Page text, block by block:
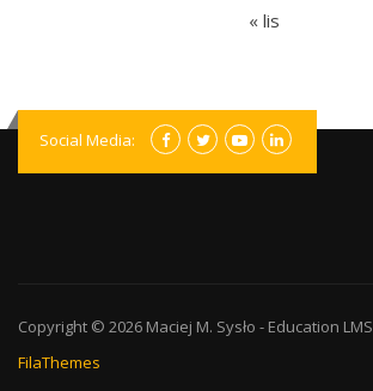
« lis
Social Media:
Copyright © 2026 Maciej M. Sysło - Education LMS
FilaThemes